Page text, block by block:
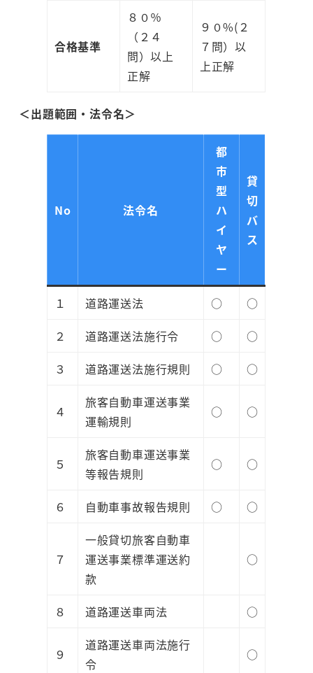
合格基準
８０％
（２４
問）以上
正解
９０%(２
７問）以
上正解
＜出題範囲・法令名＞
No 法令名
都
市
型
ハ
イ
ヤ
ー
貸
切
バ
ス
１ 道路運送法 ○
○
２
道路運送法施行令 ○
○
３
道路運送法施行規則 ○ ○
４
旅客自動車運送事業
運輸規則
○ ○
５
旅客自動車運送事業
等報告規則
○ ○
６ 自動車事故報告規則 ○ ○
７
一般貸切旅客自動車
運送事業標準運送約
款
○
８ 道路運送車両法 ○
９
道路運送車両法施行
令
○